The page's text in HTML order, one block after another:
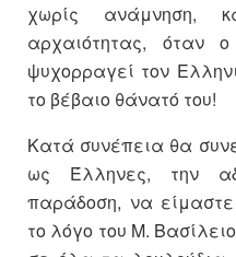
χωρίς ανάμνηση,
αρχαιότητας, όταν
ψυχορραγεί τον
το βέβαιο θάνατό του!
Κατά συνέπεια θα
ως Έλληνες, την
παράδοση, να είμαστε
το λόγο του Μ.